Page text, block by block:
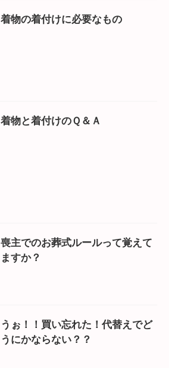
着物の着付けに必要なもの
着物と着付けのＱ＆Ａ
喪主でのお葬式ルールって覚えて
ますか？
うぉ！！買い忘れた！代替えでど
うにかならない？？